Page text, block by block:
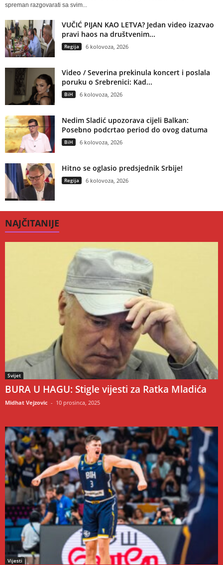
spreman razgovarati sa svim...
VUČIĆ PIJAN KAO LETVA? Jedan video izazvao
pravi haos na društvenim...
Regija 6 kolovoza, 2026
Video / Severina prekinula koncert i poslala
poruku o Srebrenici: Kad...
BiH 6 kolovoza, 2026
Nedim Sladić upozorava cijeli Balkan:
Posebno podcrtao period do ovog datuma
BiH 6 kolovoza, 2026
Hitno se oglasio predsjednik Srbije!
Regija 6 kolovoza, 2026
NAJČITANIJE
Svijet
BURA U HAGU: Stigle vijesti za Ratka Mladića
Midhat Vejzovic - 10 prosinca, 2025
Vijesti